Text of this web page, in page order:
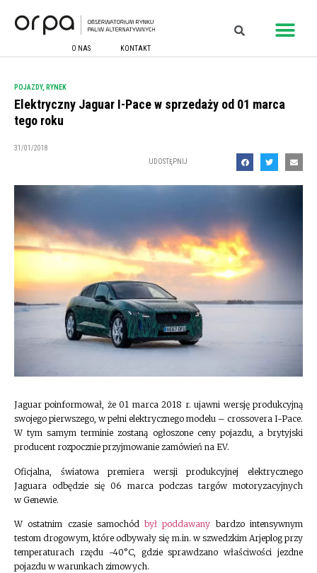
O NAS KONTAKT
POJAZDY, RYNEK
Elektryczny Jaguar I-Pace w sprzedaży od 01 marca
tego roku
31/01/2018
UDOSTĘPNIJ
Jaguar poinformował, że 01 marca 2018 r. ujawni wersję produkcyjną
swojego pierwszego, w pełni elektrycznego modelu – crossovera I-Pace.
W tym samym terminie zostaną ogłoszone ceny pojazdu, a brytyjski
producent rozpocznie przyjmowanie zamówień na EV.
Oficjalna, światowa premiera wersji produkcyjnej elektrycznego
Jaguara odbędzie się 06 marca podczas targów motoryzacyjnych
w Genewie.
W ostatnim czasie samochódbył poddawany bardzo intensywnym
testom drogowym, które odbywały się m.in. w szwedzkim Arjeplog przy
temperaturach rzędu -40°C, gdzie sprawdzano właściwości jezdne
pojazdu w warunkach zimowych.